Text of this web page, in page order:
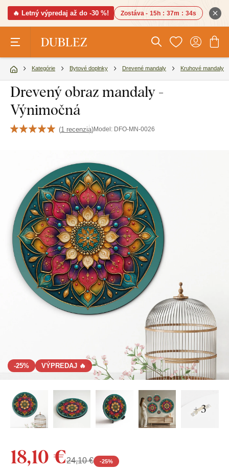
🔥 Letný výpredaj až do -30 %! Zostáva - 15h : 37m : 33s
Kategórie Bytové doplnky Drevené mandaly Kruhové mandaly
Drevený obraz mandaly -
Výnimočná
(1 recenzia)Model: DFO-MN-0026
-25% VÝPREDAJ 🔥
+ 3
18,10 €24,10 € -25%